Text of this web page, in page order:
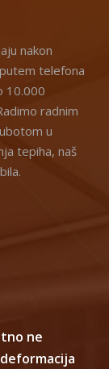
nakon
telefona
10.000
radnim
u
tepiha, naš
ne